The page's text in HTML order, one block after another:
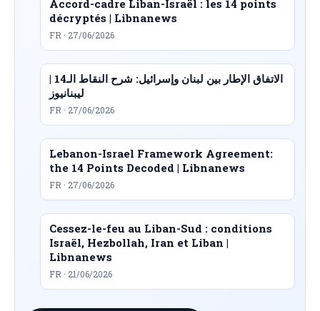
Accord-cadre Liban-Israël : les 14 points
décryptés | Libnanews
FR · 27/06/2026
الاتفاق الإطار بين لبنان وإسرائيل: شرح النقاط الـ14 |
ليبنانيوز
FR · 27/06/2026
Lebanon-Israel Framework Agreement:
the 14 Points Decoded | Libnanews
FR · 27/06/2026
Cessez-le-feu au Liban-Sud : conditions
Israël, Hezbollah, Iran et Liban |
Libnanews
FR · 21/06/2026